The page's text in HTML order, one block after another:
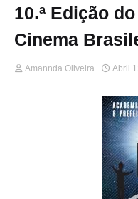
10.ª Edição
Cinema
Amannda Oliveira Abril